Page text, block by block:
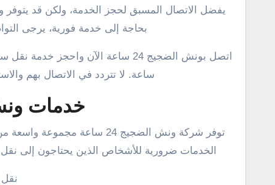
بحاجة إلى خدمة فورية، يرجى
ساعة. لا تتردد في الاتصال بهم
خدمات ونش
توفر شركة ونش الضجيج 24
الخدمات ضرورية للأشخاص الذين يحتاجون إلى نقل
نقل